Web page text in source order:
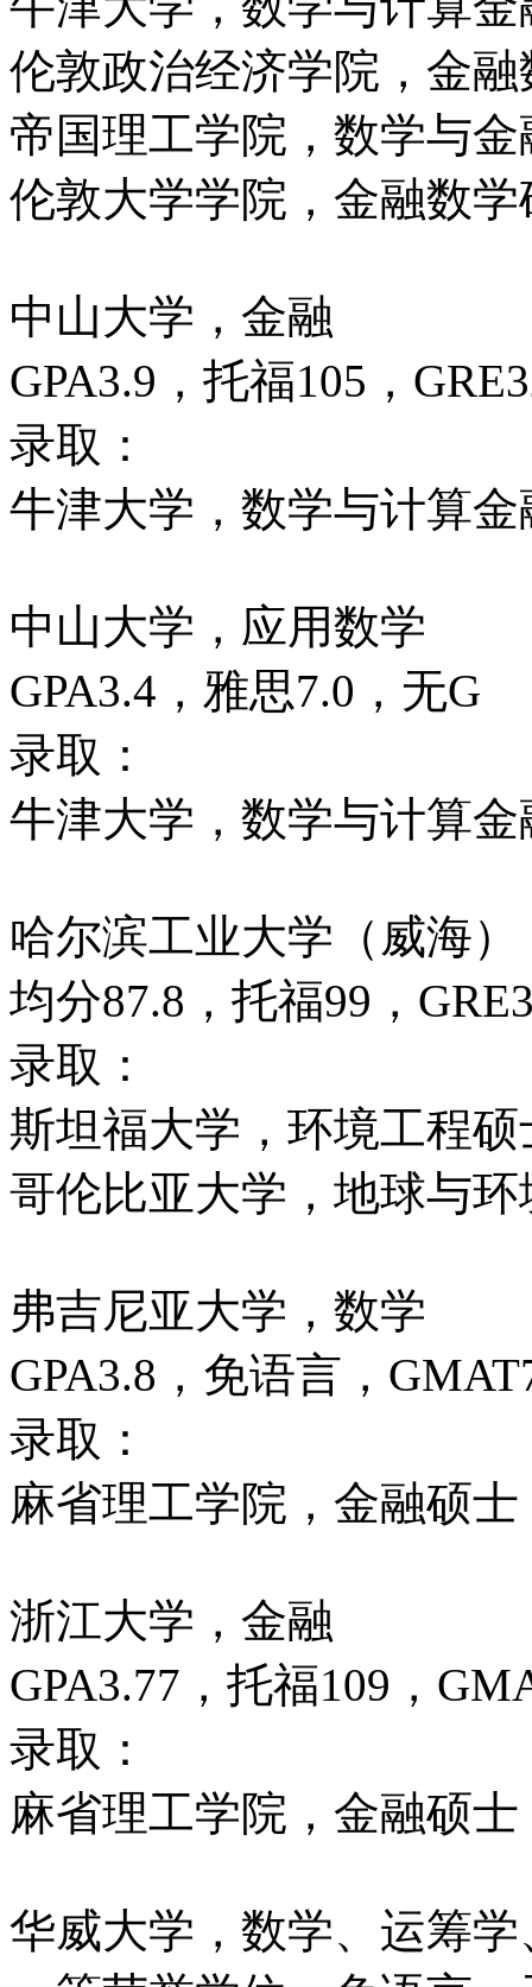
伦敦政治经济学院，金
帝国理工学院，数学与金
伦敦大学学院，金融数学
中山大学，金融
GPA3.9，托福105，
录取：
牛津大学，数学与计算金
中山大学，应用数学
GPA3.4，雅思7.0，无G
录取：
牛津大学，数学与计算金
哈尔滨工业大学（威海
均分87.8，托福99，
录取：
斯坦福大学，环境工程硕
哥伦比亚大学，地球与
弗吉尼亚大学，数学
GPA3.8，免语言，
录取：
麻省理工学院，金融硕士
浙江大学，金融
GPA3.77，托福109，
录取：
麻省理工学院，金融硕士
华威大学，数学、运筹